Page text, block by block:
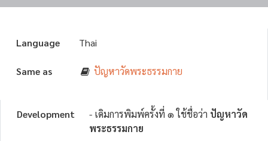
Language Thai
Same as ปัญหาวัดพระธรรมกาย
Development - เดิมการพิมพ์ครั้งที่ ๑ ใช้ชื่อว่า ปัญหาวัด
พระธรรมกาย